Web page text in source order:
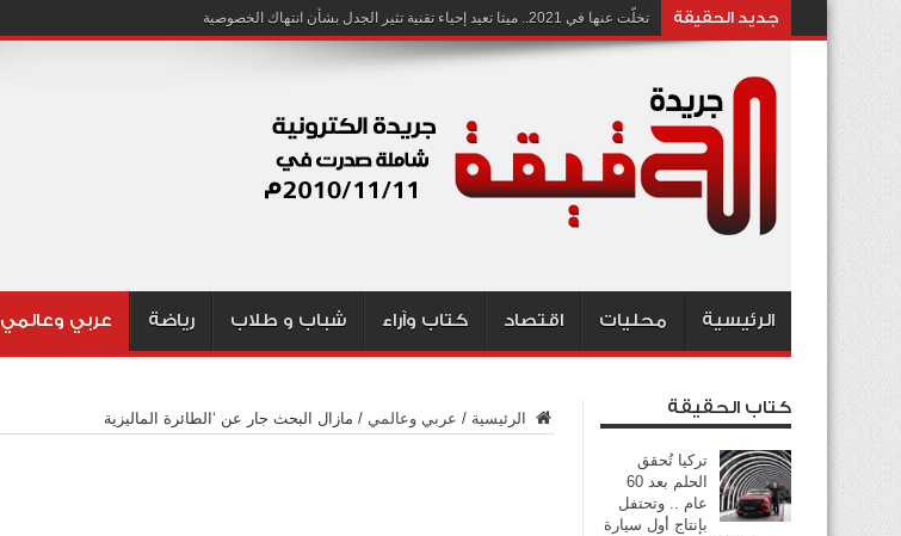
جديد الحقيقة تخلّت عنها في 2021.. ميتا تعيد إحياء تقنية تثير الجدل بشأن انتهاك الخصوصية
الرئيسية محليات اقتصاد كتاب وآراء شباب و طلاب رياضة عربي وعالمي
الرئيسية / عربي وعالمي / مازال البحث جار عن ‘الطائرة الماليزية
كتاب الحقيقة
تركيا تُحقق
الحلم بعد 60
عام .. وتحتفل
بإنتاج أول سيارة